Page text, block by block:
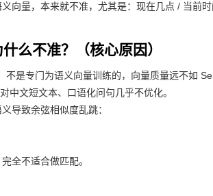
向量，本来就不准，尤其是：现在几点 / 当前
么不准？（核心原因）
是专门为语义向量训练的，向量质量远不如
文短文本、口语化问句几乎不优化。
导致余弦相似度乱跳：
全不适合做匹配。